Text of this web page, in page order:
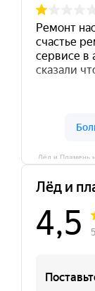
Лёд и Пламень